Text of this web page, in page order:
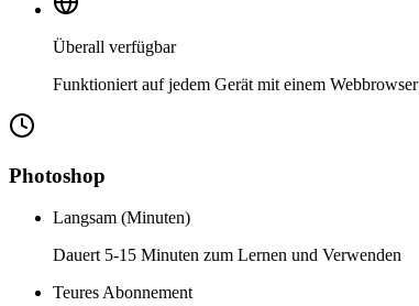
Überall verfügbar
Funktioniert auf jedem Gerät mit einem Webbrowser
Photoshop
Langsam (Minuten)
Dauert 5-15 Minuten zum Lernen und Verwenden
Teures Abonnement